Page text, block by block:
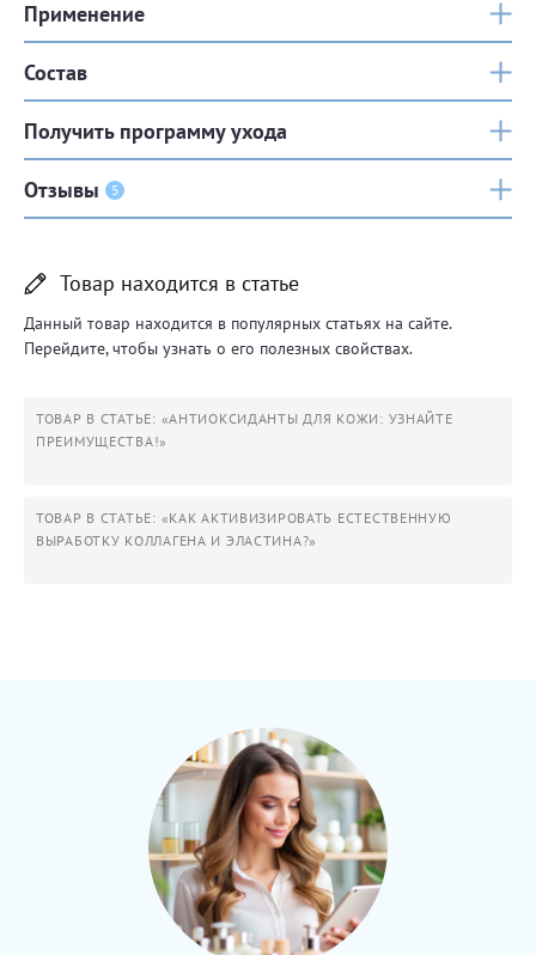
Применение
Состав
Получить программу ухода
Отзывы 5
Товар находится в статье
Данный товар находится в популярных статьях на сайте.
Перейдите, чтобы узнать о его полезных свойствах.
ТОВАР В СТАТЬЕ: «АНТИОКСИДАНТЫ ДЛЯ КОЖИ: УЗНАЙТЕ
ПРЕИМУЩЕСТВА!»
ТОВАР В СТАТЬЕ: «КАК АКТИВИЗИРОВАТЬ ЕСТЕСТВЕННУЮ
ВЫРАБОТКУ КОЛЛАГЕНА И ЭЛАСТИНА?»